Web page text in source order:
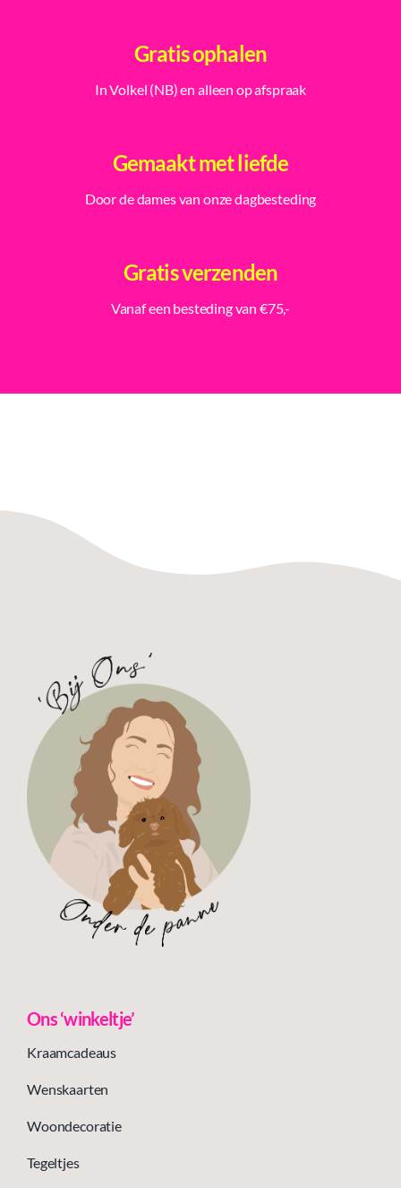
Gratis ophalen
In Volkel (NB) en alleen op afspraak
Gemaakt met liefde
Door de dames van onze dagbesteding
Gratis verzenden
Vanaf een besteding van €75,-
Ons ‘winkeltje’
Kraamcadeaus
Wenskaarten
Woondecoratie
Tegeltjes